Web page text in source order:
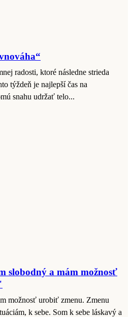
radosti, ktoré následne strieda
týždeň je najlepší čas na
snahu udržať telo...
slobodný a mám možnosť
možnosť urobiť zmenu. Zmenu
k sebe. Som k sebe láskavý a